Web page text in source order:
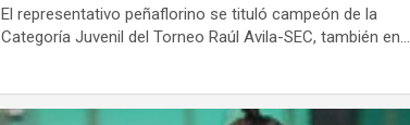
El representativo peñaflorino se tituló campeón de la
Categoría Juvenil del Torneo Raúl Avila-SEC, también en…